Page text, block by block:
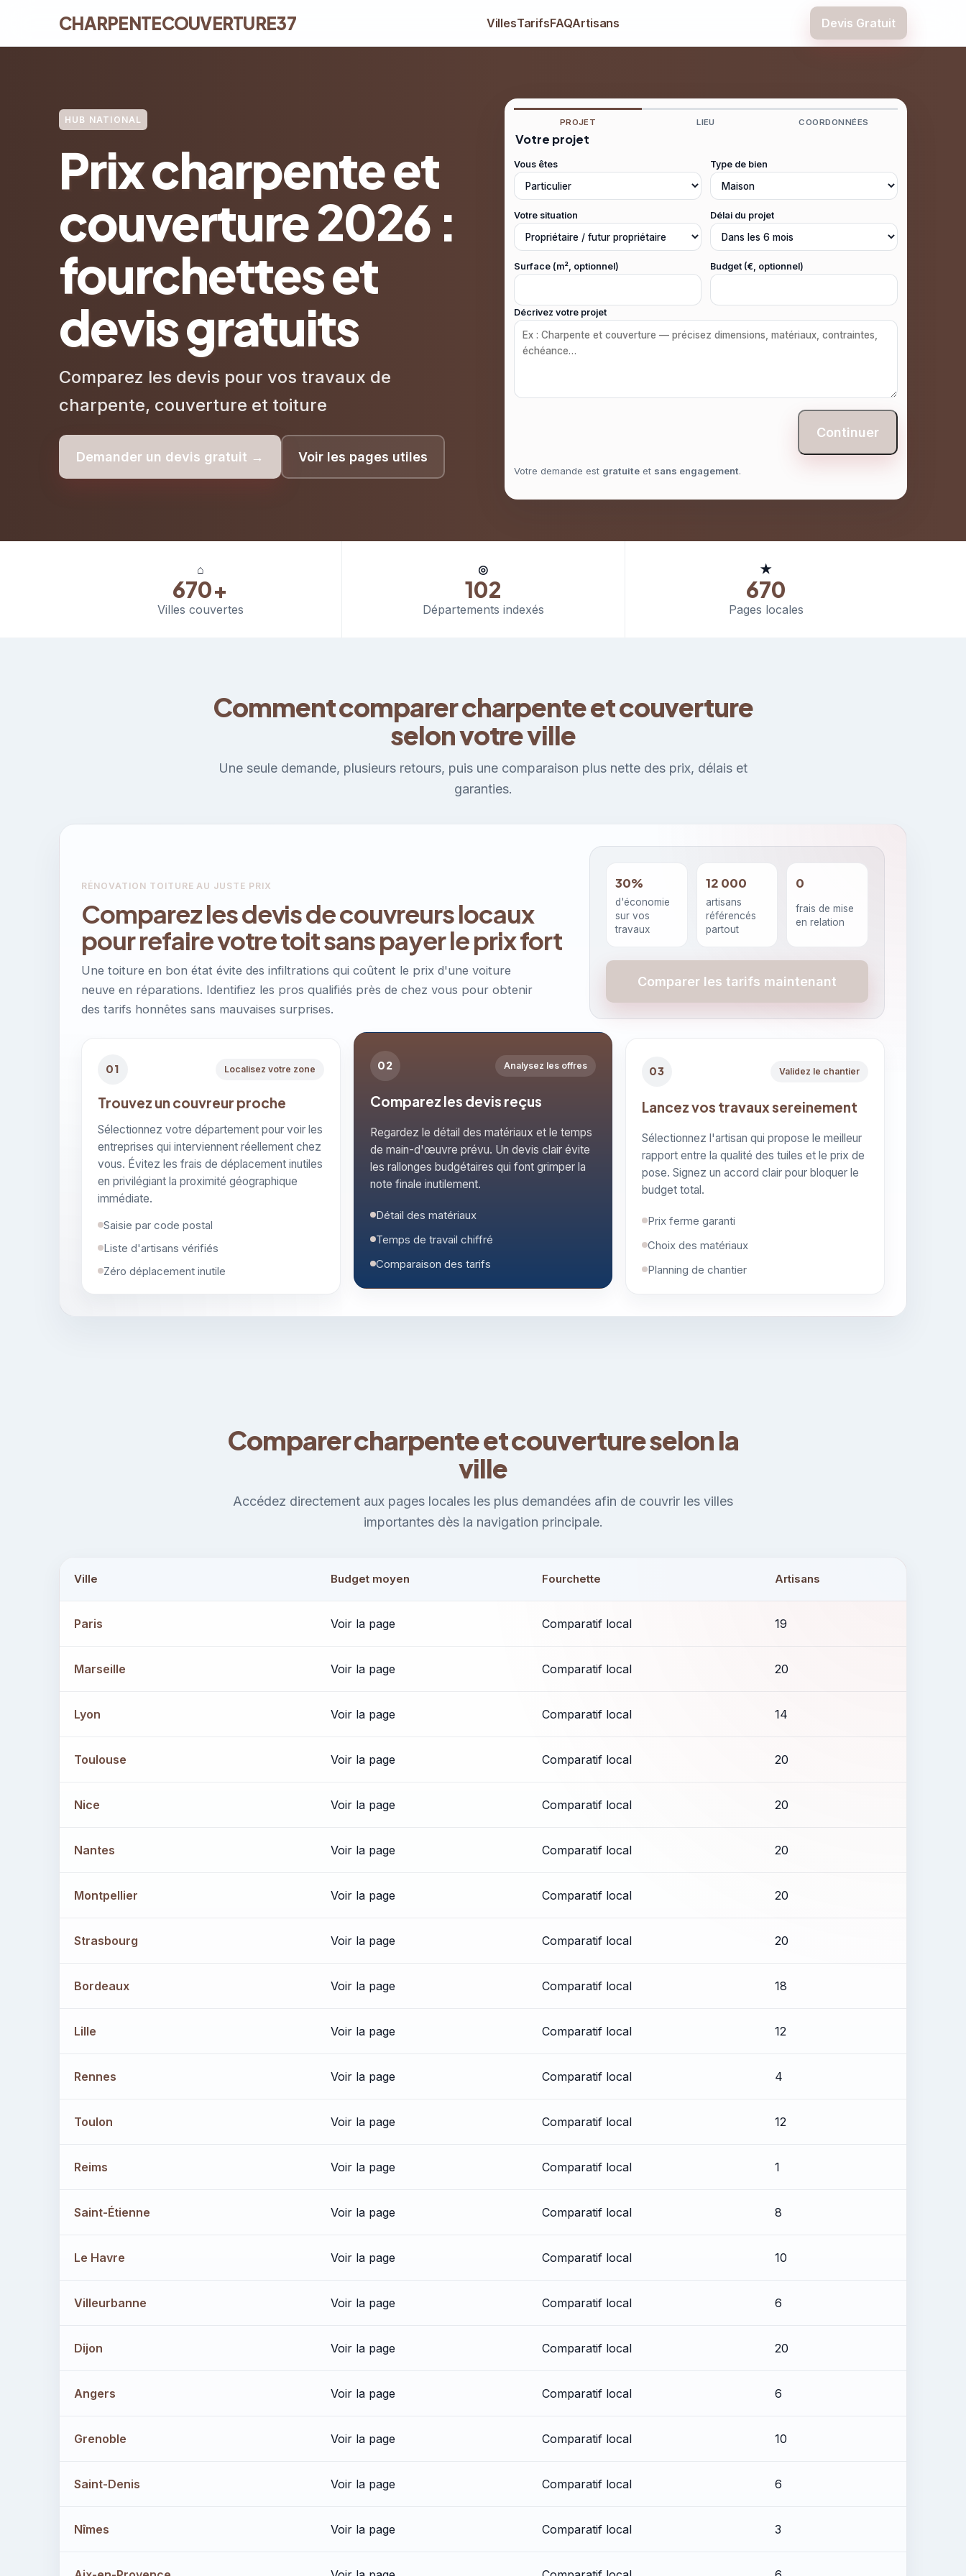
CHARPENTECOUVERTURE37 VillesTarifsFAQArtisans Devis Gratuit
HUB NATIONAL
Prix charpente et
couverture 2026 :
fourchettes et
devis gratuits
Comparez les devis pour vos travaux de
charpente, couverture et toiture
Demander un devis gratuit → Voir les pages utiles
PROJET LIEU COORDONNÉES
Votre projet
Vous êtes Type de bien
Votre situation Délai du projet
Surface (m², optionnel) Budget (€, optionnel)
Décrivez votre projet
Continuer
Votre demande est gratuite et sans engagement.
⌂
670+
Villes couvertes
◎
102
Départements indexés
★
670
Pages locales
Comment comparer charpente et couverture
selon votre ville
Une seule demande, plusieurs retours, puis une comparaison plus nette des prix, délais et
garanties.
RÉNOVATION TOITURE AU JUSTE PRIX
Comparez les devis de couvreurs locaux
pour refaire votre toit sans payer le prix fort
Une toiture en bon état évite des infiltrations qui coûtent le prix d'une voiture
neuve en réparations. Identifiez les pros qualifiés près de chez vous pour obtenir
des tarifs honnêtes sans mauvaises surprises.
30%
d'économie
sur vos
travaux
12 000
artisans
référencés
partout
0
frais de mise
en relation
Comparer les tarifs maintenant
01 Localisez votre zone
Trouvez un couvreur proche
Sélectionnez votre département pour voir les
entreprises qui interviennent réellement chez
vous. Évitez les frais de déplacement inutiles
en privilégiant la proximité géographique
immédiate.
Saisie par code postal
Liste d'artisans vérifiés
Zéro déplacement inutile
02 Analysez les offres
Comparez les devis reçus
Regardez le détail des matériaux et le temps
de main-d'œuvre prévu. Un devis clair évite
les rallonges budgétaires qui font grimper la
note finale inutilement.
Détail des matériaux
Temps de travail chiffré
Comparaison des tarifs
03 Validez le chantier
Lancez vos travaux sereinement
Sélectionnez l'artisan qui propose le meilleur
rapport entre la qualité des tuiles et le prix de
pose. Signez un accord clair pour bloquer le
budget total.
Prix ferme garanti
Choix des matériaux
Planning de chantier
Comparer charpente et couverture selon la
ville
Accédez directement aux pages locales les plus demandées afin de couvrir les villes
importantes dès la navigation principale.
Ville Budget moyen Fourchette Artisans
Paris Voir la page Comparatif local 19
Marseille Voir la page Comparatif local 20
Lyon Voir la page Comparatif local 14
Toulouse Voir la page Comparatif local 20
Nice Voir la page Comparatif local 20
Nantes Voir la page Comparatif local 20
Montpellier Voir la page Comparatif local 20
Strasbourg Voir la page Comparatif local 20
Bordeaux Voir la page Comparatif local 18
Lille Voir la page Comparatif local 12
Rennes Voir la page Comparatif local 4
Toulon Voir la page Comparatif local 12
Reims Voir la page Comparatif local 1
Saint-Étienne Voir la page Comparatif local 8
Le Havre Voir la page Comparatif local 10
Villeurbanne Voir la page Comparatif local 6
Dijon Voir la page Comparatif local 20
Angers Voir la page Comparatif local 6
Grenoble Voir la page Comparatif local 10
Saint-Denis Voir la page Comparatif local 6
Nîmes Voir la page Comparatif local 3